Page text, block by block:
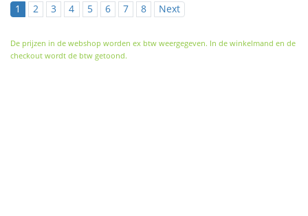
1 2 3 4 5 6 7 8 Next
De prijzen in de webshop worden ex btw weergegeven. In de winkelmand en de
checkout wordt de btw getoond.